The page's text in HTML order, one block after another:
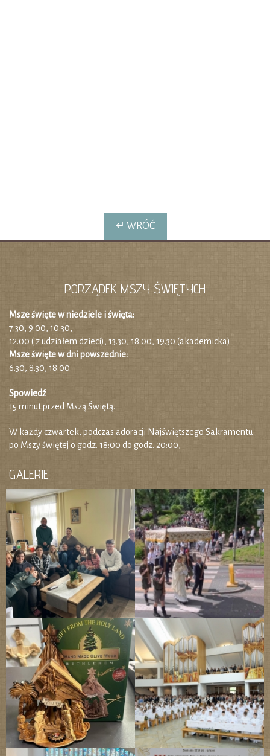
↵ WRÓĆ
PORZĄDEK MSZY ŚWIĘTYCH
Msze święte w niedziele i święta:
7.30, 9.00, 10.30,
12.00 ( z udziałem dzieci), 13.30, 18.00, 19.30 (akademicka)
Msze święte w dni powszednie:
6.30, 8.30, 18.00
Spowiedź
15 minut przed Mszą Świętą.
W każdy czwartek, podczas adoracji Najświętszego Sakramentu
po Mszy świętej o godz. 18:00 do godz. 20:00,
GALERIE